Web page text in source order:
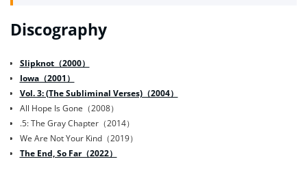
Discography
Slipknot（2000）
Iowa（2001）
Vol. 3: (The Subliminal Verses)（2004）
All Hope Is Gone（2008）
.5: The Gray Chapter（2014）
We Are Not Your Kind（2019）
The End, So Far（2022）